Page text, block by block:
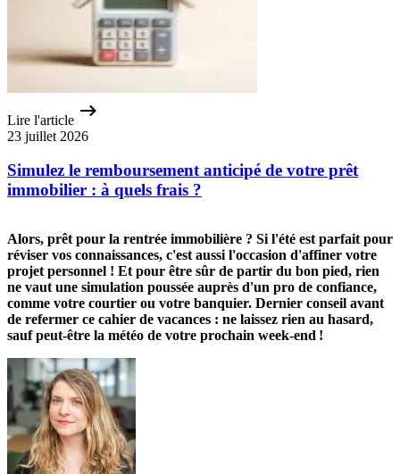
Lire l'article
23 juillet 2026
Simulez le remboursement anticipé de votre prêt
immobilier : à quels frais ?
Alors, prêt pour la rentrée immobilière ? Si l'été est parfait pour
réviser vos connaissances, c'est aussi l'occasion d'affiner votre
projet personnel ! Et pour être sûr de partir du bon pied, rien
ne vaut une simulation poussée auprès d'un pro de confiance,
comme votre courtier ou votre banquier. Dernier conseil avant
de refermer ce cahier de vacances : ne laissez rien au hasard,
sauf peut-être la météo de votre prochain week-end !